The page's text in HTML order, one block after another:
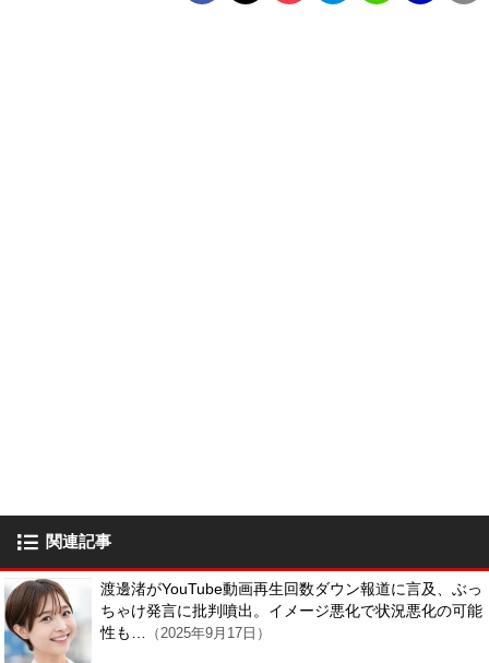
関連記事
渡邊渚がYouTube動画再生回数ダウン報道に言及、ぶっ
ちゃけ発言に批判噴出。イメージ悪化で状況悪化の可能
性も…
（2025年9月17日）